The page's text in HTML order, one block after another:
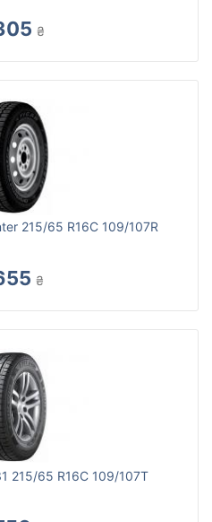
₴
215/65 R16C 109/107R
₴
215/65 R16C 109/107T